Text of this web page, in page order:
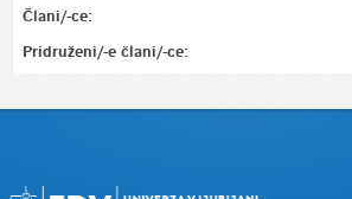
Člani/-ce:
Pridruženi/-e člani/-ce: